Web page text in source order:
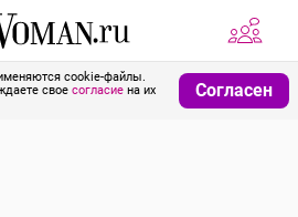
cookie-файлы.
свое согласие на их
Согласен